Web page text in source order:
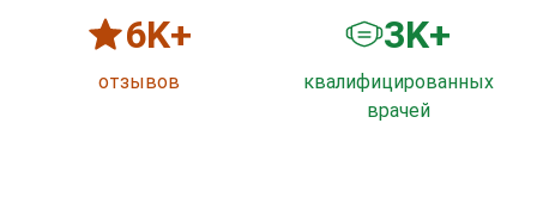
6K+
отзывов
3K+
квалифицированных
врачей